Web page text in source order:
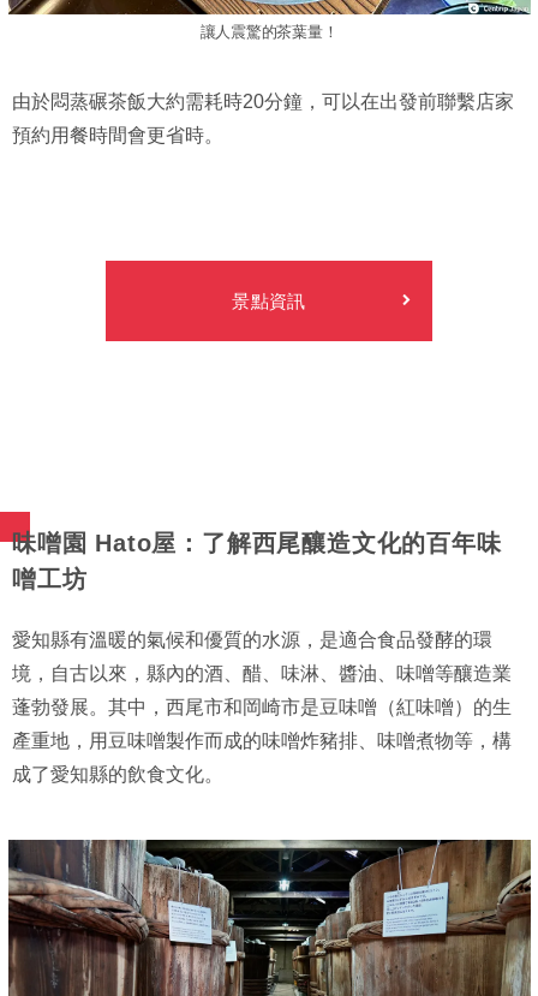
讓人震驚的茶葉量！
由於悶蒸碾茶飯大約需耗時20分鐘，可以在出發前聯繫店家
預約用餐時間會更省時。
景點資訊
味噌園 Hato屋：了解西尾釀造文化的百年味
噌工坊
愛知縣有溫暖的氣候和優質的水源，是適合食品發酵的環
境，自古以來，縣內的酒、醋、味淋、醬油、味噌等釀造業
蓬勃發展。其中，西尾市和岡崎市是豆味噌（紅味噌）的生
產重地，用豆味噌製作而成的味噌炸豬排、味噌煮物等，構
成了愛知縣的飲食文化。